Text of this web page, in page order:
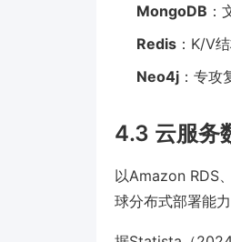
MongoDB
Redis ：K/V
Neo4j ：专
4.3 云服务
以Amazon RDS
球分布式部署能